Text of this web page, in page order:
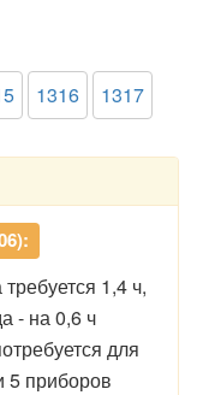
1316 1317
1,4 ч,
- на 0,6 ч
для
5 приборов